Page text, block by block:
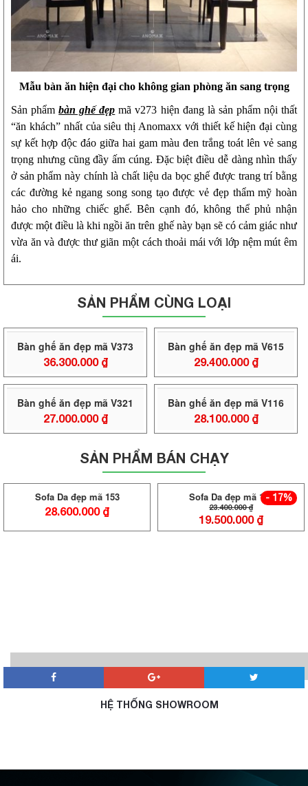
Mẫu bàn ăn hiện đại cho không gian phòng ăn sang trọng
Sản phẩmbàn ghế đẹp mã v273 hiện đang là sản phẩm nội thất
“ăn khách” nhất của siêu thị Anomaxx với thiết kế hiện đại cùng
sự kết hợp độc đáo giữa hai gam màu đen trắng toát lên vẻ sang
trọng nhưng cũng đầy ấm cúng. Đặc biệt điều dễ dàng nhìn thấy
ở sản phẩm này chính là chất liệu da bọc ghế được trang trí bằng
các đường kẻ ngang song song tạo được vẻ đẹp thẩm mỹ hoàn
hảo cho những chiếc ghế. Bên cạnh đó, không thể phủ nhận
được một điều là khi ngồi ăn trên ghế này bạn sẽ có cảm giác như
vừa ăn và được thư giãn một cách thoải mái với lớp nệm mút êm
ái.
SẢN PHẨM CÙNG LOẠI
Bàn ghế ăn đẹp mã V373
36.300.000 ₫
Bàn ghế ăn đẹp mã V615
29.400.000 ₫
Bàn ghế ăn đẹp mã V321
27.000.000 ₫
Bàn ghế ăn đẹp mã V116
28.100.000 ₫
SẢN PHẨM BÁN CHẠY
Sofa Da đẹp mã 153
28.600.000 ₫
- 17%
Sofa Da đẹp mã 152
23.400.000₫
19.500.000 ₫
HỆ THỐNG SHOWROOM